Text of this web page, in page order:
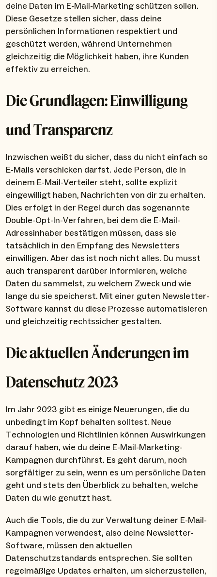
deine Daten im E-Mail-Marketing schützen sollen.
Diese Gesetze stellen sicher, dass deine
persönlichen Informationen respektiert und
geschützt werden, während Unternehmen
gleichzeitig die Möglichkeit haben, ihre Kunden
effektiv zu erreichen.
Die Grundlagen: Einwilligung
und Transparenz
Inzwischen weißt du sicher, dass du nicht einfach so
E-Mails verschicken darfst. Jede Person, die in
deinem E-Mail-Verteiler steht, sollte explizit
eingewilligt haben, Nachrichten von dir zu erhalten.
Dies erfolgt in der Regel durch das sogenannte
Double-Opt-In-Verfahren, bei dem die E-Mail-
Adressinhaber bestätigen müssen, dass sie
tatsächlich in den Empfang des Newsletters
einwilligen. Aber das ist noch nicht alles. Du musst
auch transparent darüber informieren, welche
Daten du sammelst, zu welchem Zweck und wie
lange du sie speicherst. Mit einer guten Newsletter-
Software kannst du diese Prozesse automatisieren
und gleichzeitig rechtssicher gestalten.
Die aktuellen Änderungen im
Datenschutz 2023
Im Jahr 2023 gibt es einige Neuerungen, die du
unbedingt im Kopf behalten solltest. Neue
Technologien und Richtlinien können Auswirkungen
darauf haben, wie du deine E-Mail-Marketing-
Kampagnen durchführst. Es geht darum, noch
sorgfältiger zu sein, wenn es um persönliche Daten
geht und stets den Überblick zu behalten, welche
Daten du wie genutzt hast.
Auch die Tools, die du zur Verwaltung deiner E-Mail-
Kampagnen verwendest, also deine Newsletter-
Software, müssen den aktuellen
Datenschutzstandards entsprechen. Sie sollten
regelmäßige Updates erhalten, um sicherzustellen,